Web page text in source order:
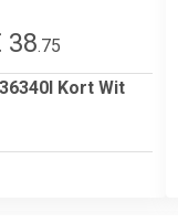
38.75
Kort Wit